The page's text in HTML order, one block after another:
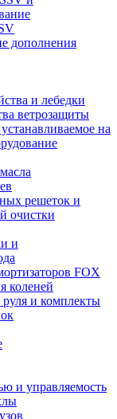
дополнения
и лебедки
ветрозащиты
на
решеток и
очистки
и
FOX
коленей
и комплекты
и управляемость